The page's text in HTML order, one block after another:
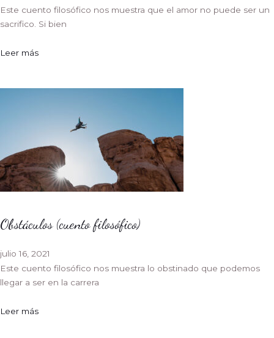
Este cuento filosófico nos muestra que el amor no puede ser un
sacrifico. Si bien
Leer más
Obstáculos (cuento filosófico)
julio 16, 2021
Este cuento filosófico nos muestra lo obstinado que podemos
llegar a ser en la carrera
Leer más